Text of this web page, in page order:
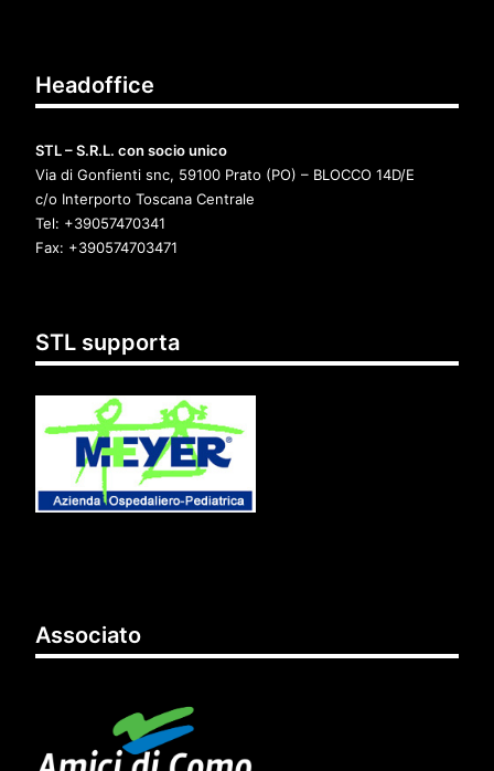
Headoffice
STL –S.R.L. con socio unico
Via di Gonfienti snc, 59100 Prato (PO) – BLOCCO 14D/E
c/o Interporto Toscana Centrale
Tel: +39057470341
Fax: +390574703471
STL supporta
Associato